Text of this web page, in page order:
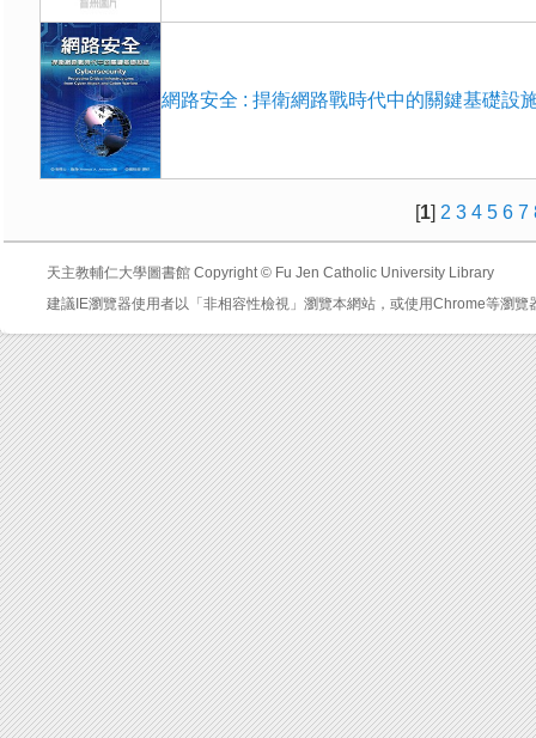
網路安全 : 捍衛網路戰時代中的關鍵基礎設
[1] 2 3 4 5 6 7
天主教輔仁大學圖書館 Copyright © Fu Jen Catholic University Library
建議IE瀏覽器使用者以「非相容性檢視」瀏覽本網站，或使用Chrome等瀏覽